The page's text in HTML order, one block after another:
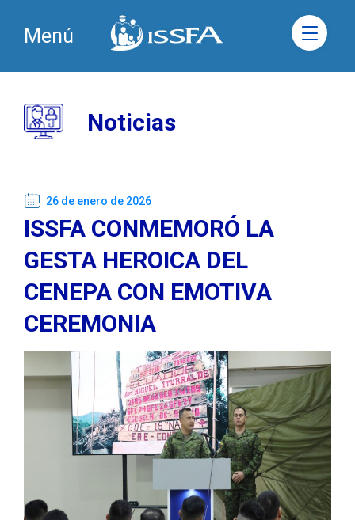
Menú
Noticias
26 de enero de 2026
ISSFA CONMEMORÓ LA
GESTA HEROICA DEL
CENEPA CON EMOTIVA
CEREMONIA